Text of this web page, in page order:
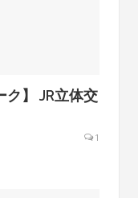
ク】 JR立体交
1